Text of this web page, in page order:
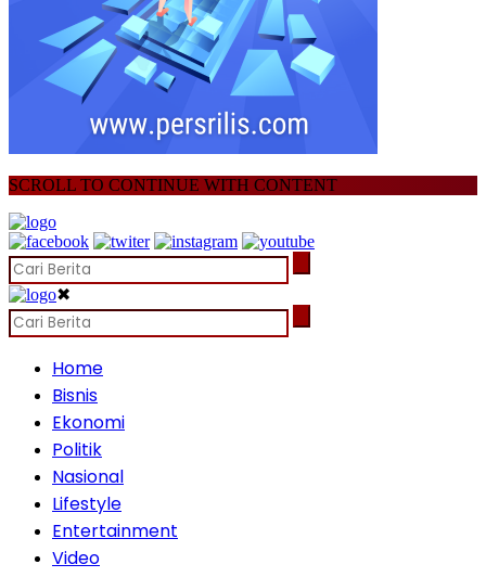
SCROLL TO CONTINUE WITH CONTENT
✖
Home
Bisnis
Ekonomi
Politik
Nasional
Lifestyle
Entertainment
Video